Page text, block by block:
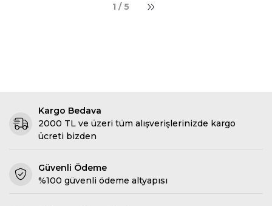
1 / 5
Kargo Bedava
2000 TL ve üzeri tüm alışverişlerinizde kargo
ücreti bizden
Güvenli Ödeme
%100 güvenli ödeme altyapısı